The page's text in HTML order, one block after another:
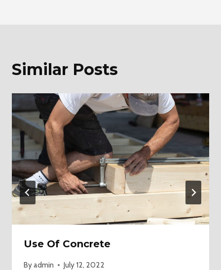
Similar Posts
Use Of Concrete
Byadmin July 12, 2022